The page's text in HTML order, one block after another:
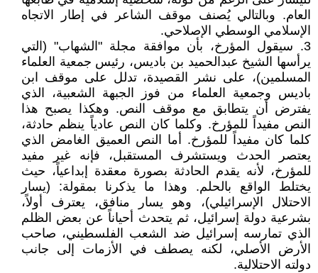
العام. وبالتالي يُصنف موقف الشاعر في إطار الاتجاه
الإسلامي الوسطي الإصلاحي.
3. سيقول المؤرخ، بأن موافقة مجلة "الشهاب" (التي
يرأسها الشيخ عبدالحميد بن باديس، رئيس جمعية العلماء
المسلمين)، على نشر القصيدة، تدلل على موقف ابن
باديس وجمعية العلماء من فوز الجبهة الشعبية، الذي
يفترض أن يتطابق مع موقف النص. وهكذا يصبح هذا
النص مفيداً للمؤرخ. وكلما كان النص عادياً ينظم حادثة،
كلما كان مفيداً للمؤرخ. أما النص العميق الغامض الذي
يعتصر الحدث ويستشرف المستقبل، فإنه غير مفيد
للمؤرخ، لأنه يقدم الحادثة بصورة معقدة إبداعياً، حيث
يختلط الواقع بالحلم. وهذا ما يذكرنا بمقولة: (يسار
الاحتلال الإسرائيلي)، وهو يسار منافق، يعترف أولاً،
بشرعية دولة إسرائيل، ثم يتحدث أحياناً عن بعض الظلم
الذي تمارسه إسرائيل ضد الشعب الفلسطيني، صاحب
الأرض الأصلي، لكنه يصطف في الأزمات إلى جانب
دولته الاحتلالية.